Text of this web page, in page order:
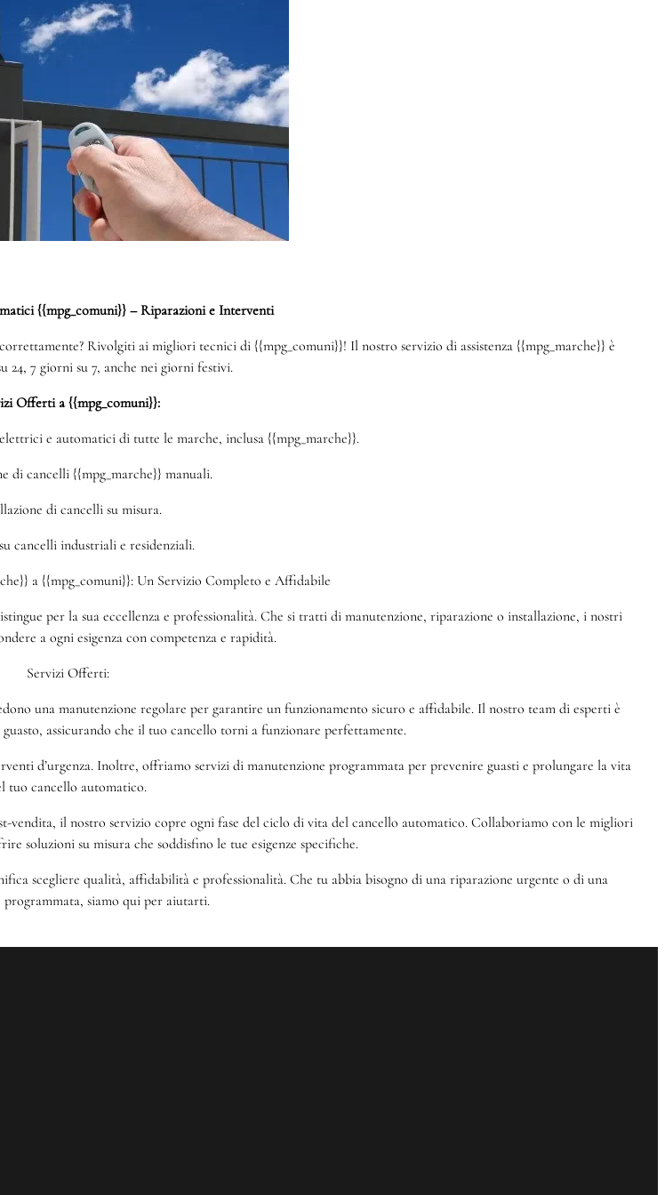
{{mpg_comuni}} – Riparazioni e Interventi
Rivolgiti ai migliori tecnici di {{mpg_comuni}}! Il nostro servizio di assistenza {{mpg_marche}} è
24, 7 giorni su 7, anche nei giorni festivi.
Offerti a {{mpg_comuni}}:
e automatici di tutte le marche, inclusa {{mpg_marche}}.
di cancelli {{mpg_marche}} manuali.
di cancelli su misura.
cancelli industriali e residenziali.
a {{mpg_comuni}}: Un Servizio Completo e Affidabile
per la sua eccellenza e professionalità. Che si tratti di manutenzione, riparazione o installazione, i nostri
a ogni esigenza con competenza e rapidità.
Servizi Offerti:
una manutenzione regolare per garantire un funzionamento sicuro e affidabile. Il nostro team di esperti è
assicurando che il tuo cancello torni a funzionare perfettamente.
d’urgenza. Inoltre, offriamo servizi di manutenzione programmata per prevenire guasti e prolungare la vita
tuo cancello automatico.
vendita, il nostro servizio copre ogni fase del ciclo di vita del cancello automatico. Collaboriamo con le migliori
soluzioni su misura che soddisfino le tue esigenze specifiche.
scegliere qualità, affidabilità e professionalità. Che tu abbia bisogno di una riparazione urgente o di una
programmata, siamo qui per aiutarti.